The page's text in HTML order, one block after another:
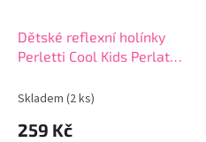
Dětské reflexní holínky
Perletti Cool Kids Perlato
Skladem (2 ks)
259 Kč